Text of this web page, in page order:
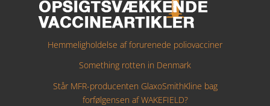
Hemmeligholdelse af forurenede poliovacciner
Something rotten in Denmark
Står MFR-producenten GlaxoSmithKline bag
forfølgensen af WAKEFIELD?